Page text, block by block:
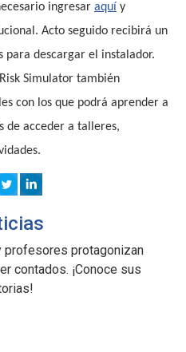
ingresar aquí y
Acto seguido recibirá un
para descargar el instalador.
Simulator también
con los que podrá aprender a
de acceder a talleres,
profesores protagonizan
contados. ¡Conoce sus